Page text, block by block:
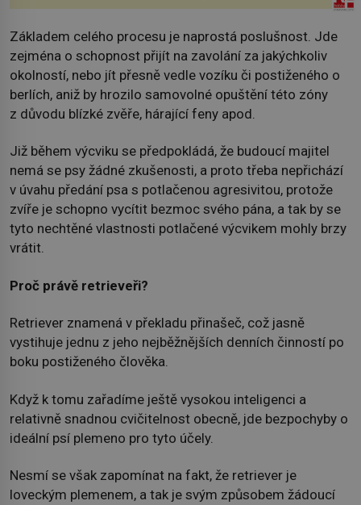
Základem celého procesu je naprostá poslušnost. Jde
zejména o schopnost přijít na zavolání za jakýchkoliv
okolností, nebo jít přesně vedle vozíku či postiženého o
berlích, aniž by hrozilo samovolné opuštění této zóny
z důvodu blízké zvěře, hárající feny apod.
Již během výcviku se předpokládá, že budoucí majitel
nemá se psy žádné zkušenosti, a proto třeba nepřichází
v úvahu předání psa s potlačenou agresivitou, protože
zvíře je schopno vycítit bezmoc svého pána, a tak by se
tyto nechtěné vlastnosti potlačené výcvikem mohly brzy
vrátit.
Proč právě retrieveři?
Retriever znamená v překladu přinašeč, což jasně
vystihuje jednu z jeho nejběžnějších denních činností po
boku postiženého člověka.
Když k tomu zařadíme ještě vysokou inteligenci a
relativně snadnou cvičitelnost obecně, jde bezpochyby o
ideální psí plemeno pro tyto účely.
Nesmí se však zapomínat na fakt, že retriever je
loveckým plemenem, a tak je svým způsobem žádoucí